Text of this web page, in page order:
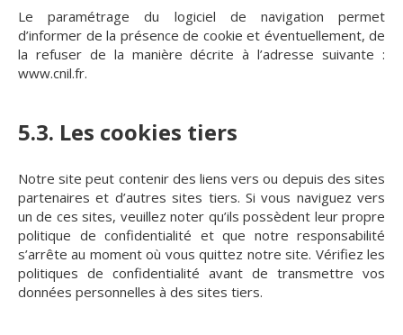
Le paramétrage du logiciel de navigation permet
d’informer de la présence de cookie et éventuellement, de
la refuser de la manière décrite à l’adresse suivante :
www.cnil.fr.
5.3. Les cookies tiers
Notre site peut contenir des liens vers ou depuis des sites
partenaires et d’autres sites tiers. Si vous naviguez vers
un de ces sites, veuillez noter qu’ils possèdent leur propre
politique de confidentialité et que notre responsabilité
s’arrête au moment où vous quittez notre site. Vérifiez les
politiques de confidentialité avant de transmettre vos
données personnelles à des sites tiers.